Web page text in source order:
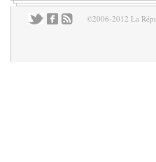
©2006-2012 La